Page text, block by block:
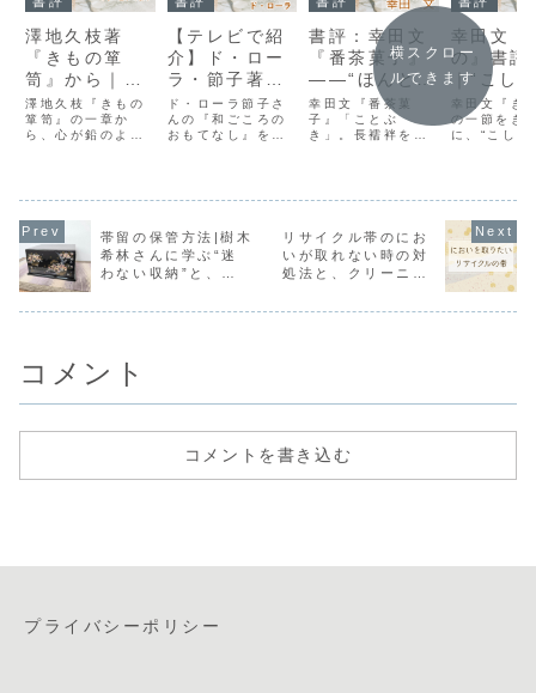
澤地久枝著
『きもの箪
笥』から｜人
生が重く感じ
られる日に
澤地久枝『きもの
箪笥』の一章か
ら、心が鉛のよう
に味方でいてくれ
る──そんな小さな
希望のエッセイで
す。
【テレビで紹
介】ド・ロー
ラ・節子著
『和ごころの
おもてなし』
書評｜小さく
ド・ローラ節子さ
んの『和ごころの
おもてなし』を読
ら、日常に小さな
憧れを取り入れる
ヒントを綴った記
書評：幸田文
『番茶菓子』
――“ほんとの
おしゃれ”をめ
ぐる、静謐な
贈りものの物
幸田文『番茶菓
子』「ことぶ
き」。長襦袢を贈
幸田文『
の』書
｜“こし
る”とい
に感じた
タルジー
幸田文『き
の一節をき
に、“こしら
書きました
横スクロー
ルできます
帯留の保管方法|樹木
希林さんに学ぶ“迷
わない収納”と、私
リサイクル帯のにお
いが取れない時の対
処法と、クリーニン
コメント
コメントを書き込む
プライバシーポリシー